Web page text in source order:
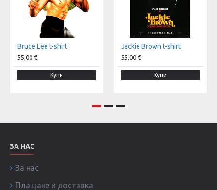
Bruce Lee t-shirt
55,00 €
Купи
Jackie Brown t-shirt
55,00 €
Купи
ЗА НАС
За нас
Плащане и доставка